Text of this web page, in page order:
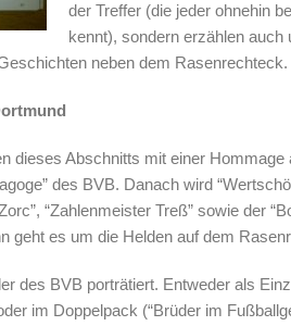
der Treffer (die jeder ohnehin
kennt), sondern erzählen auch
neben dem Rasenrechteck.
dieses Abschnitts mit einer Hommage
des BVB. Danach wird
“Zahlenmeister Treß” sowie der
geht es um die Helden auf dem
des BVB porträtiert. Entweder als
im Doppelpack (“Brüder im